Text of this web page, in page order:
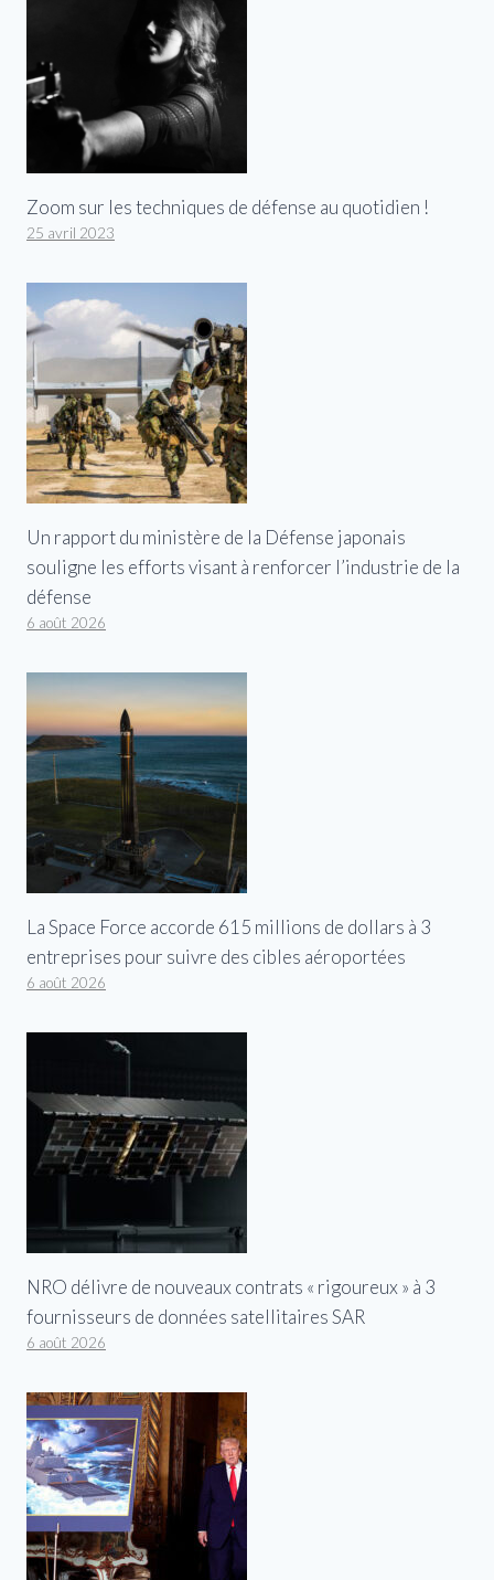
Zoom sur les techniques de défense au quotidien !
25 avril 2023
Un rapport du ministère de la Défense japonais
souligne les efforts visant à renforcer l’industrie de la
défense
6 août 2026
La Space Force accorde 615 millions de dollars à 3
entreprises pour suivre des cibles aéroportées
6 août 2026
NRO délivre de nouveaux contrats « rigoureux » à 3
fournisseurs de données satellitaires SAR
6 août 2026